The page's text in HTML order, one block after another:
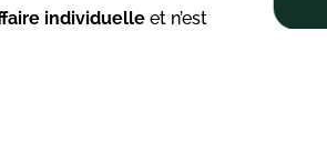
individuelle et n’est